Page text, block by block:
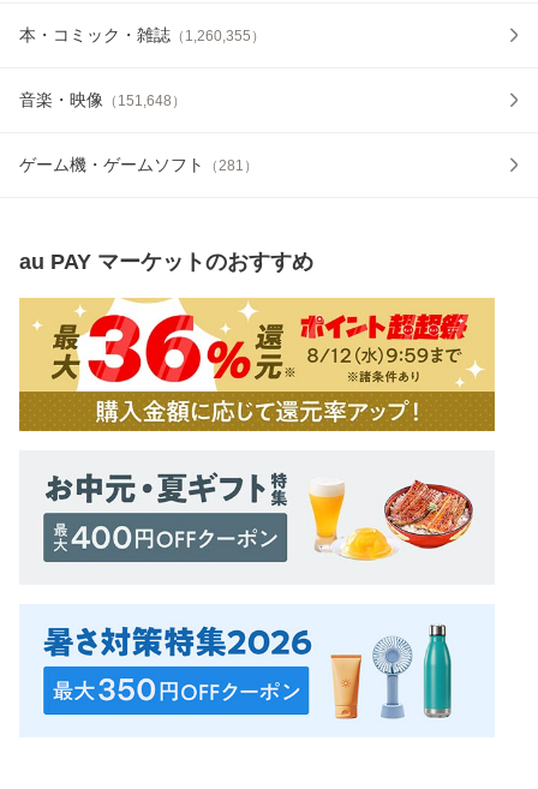
本・コミック・雑誌 （ 1,260,355 ）
音楽・映像 （ 151,648 ）
ゲーム機・ゲームソフト （281 ）
au PAY マーケットのおすすめ